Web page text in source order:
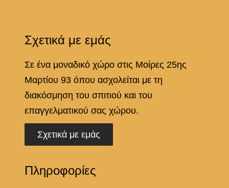
Σχετικά με εμάς
Σε ένα μοναδικό χώρο στις Μοίρες 25ης
Μαρτίου 93 όπου ασχολείται με τη
διακόσμηση του σπιτιού και του
επαγγελματικού σας χώρου.
Σχετικά με εμάς
Πληροφορίες